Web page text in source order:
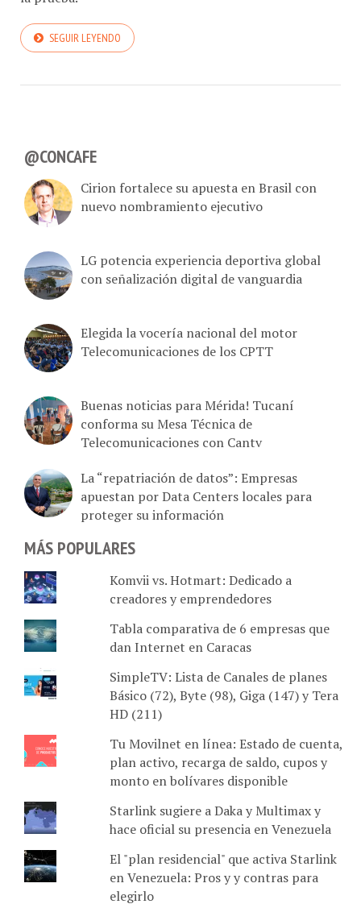
SEGUIR LEYENDO
@CONCAFE
Cirion fortalece su apuesta en Brasil con
nuevo nombramiento ejecutivo
LG potencia experiencia deportiva global
con señalización digital de vanguardia
Elegida la vocería nacional del motor
Telecomunicaciones de los CPTT
Buenas noticias para Mérida! Tucaní
conforma su Mesa Técnica de
Telecomunicaciones con Cantv
La “repatriación de datos”: Empresas
apuestan por Data Centers locales para
proteger su información
MÁS POPULARES
Komvii vs. Hotmart: Dedicado a
creadores y emprendedores
Tabla comparativa de 6 empresas que
dan Internet en Caracas
SimpleTV: Lista de Canales de planes
Básico (72), Byte (98), Giga (147) y Tera
HD (211)
Tu Movilnet en línea: Estado de cuenta,
plan activo, recarga de saldo, cupos y
monto en bolívares disponible
Starlink sugiere a Daka y Multimax y
hace oficial su presencia en Venezuela
El "plan residencial" que activa Starlink
en Venezuela: Pros y y contras para
elegirlo